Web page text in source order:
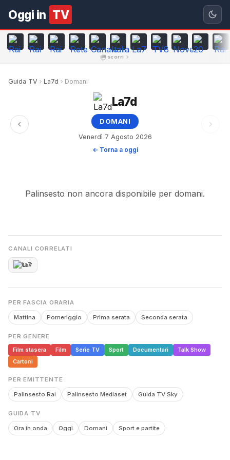
Oggi in TV
scorri
Guida TV La7d Domani
La7d
DOMANI
Venerdì 7 Agosto 2026
← Torna a oggi
Palinsesto non ancora disponibile per domani.
CANALI CORRELATI
La7
PER FASCIA ORARIA
Mattina Pomeriggio Prima serata Seconda serata
PER GENERE
Film stasera
Film Serie TV Sport Documentari
Talk Show
Cartoni
PER EMITTENTE
Palinsesto Rai Palinsesto Mediaset Guida TV Sky
GUIDA TV
Ora in onda Oggi Domani Sport e partite